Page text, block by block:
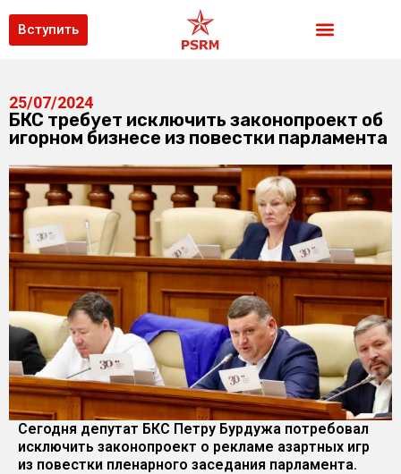
Вступить
25/07/2024
БКС требует исключить законопроект об
игорном бизнесе из повестки парламента
Сегодня депутат БКС Петру Бурдужа потребовал
исключить законопроект о рекламе азартных игр
из повестки пленарного заседания парламента.